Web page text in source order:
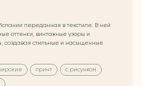
переданная в текстиле. В ней
оттенки, винтажные узоры и
создавая стильные и насыщенные
принт с рисунком